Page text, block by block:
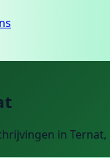
in Ternat,